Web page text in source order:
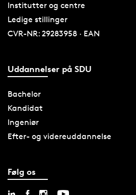
Institutter og centre
Ledige stillinger
CVR-NR: 29283958 · EAN
Uddannelser på SDU
Bachelor
Kandidat
Ingeniør
Efter- og videreuddannelse
Følg os